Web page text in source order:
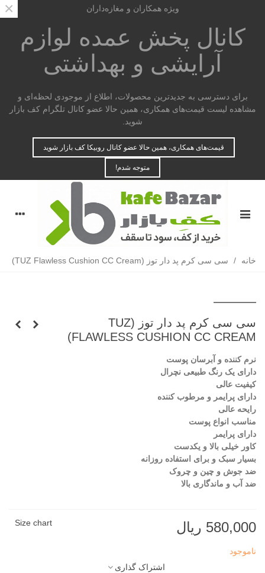
ویژه همکاران و مغازه‌داران
کانال پخش عمده لوازم
آرایشی و بهداشتی
برای دسترسی به جدیدترین محصولات، اطلاع از موجودی لحظه‌ای و
مشاهده لیست قیمت‌های همکاری، همین حالا عضو کانال تلگرام کف بازار
شوید.
قیمت‌های همکاری، همین حالا عضو کانال روبیکا کف بازار شوید
متوجه شدم!
×
خانه / سی سی کرم پد دار توز (TUZ Flawless Cushion CC Cream)
سی سی کرم پد دار توز (TUZ
FLAWLESS CUSHION CC CREAM)
نرم کننده و آبرسان پوست
دارای یک رنگ طبیعی نچرال
کیفیت عالی
دارای پرایمر و مرطوب کننده
رایحه عالی
مناسب انواع پوست
دارای پرایمر
کاور خیلی بالا و یکدست
بسیار سبک و برای استفاده روزانه
ضد جوش و چین و چروک
ضد آب و ماندگاری بالا
580,000 ریال Size chart
ناموجود
اشتراک گذاری